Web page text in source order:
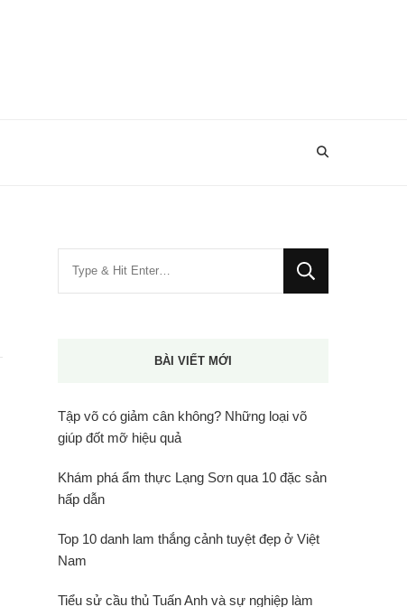
BÀI VIẾT MỚI
Tập võ có giảm cân không? Những loại võ
giúp đốt mỡ hiệu quả
Khám phá ẩm thực Lạng Sơn qua 10 đặc sản
hấp dẫn
Top 10 danh lam thắng cảnh tuyệt đẹp ở Việt
Nam
Tiểu sử cầu thủ Tuấn Anh và sự nghiệp làm